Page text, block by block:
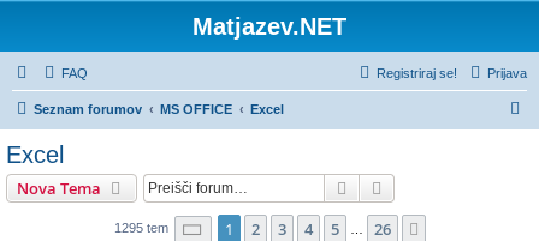
Matjazev.NET
FAQ Prijava
Registriraj se!
Seznam forumov MS OFFICE Excel
Excel
Nova Tema Iskanje
1295 tem Stran 1od26
1 2 3 4 5 26